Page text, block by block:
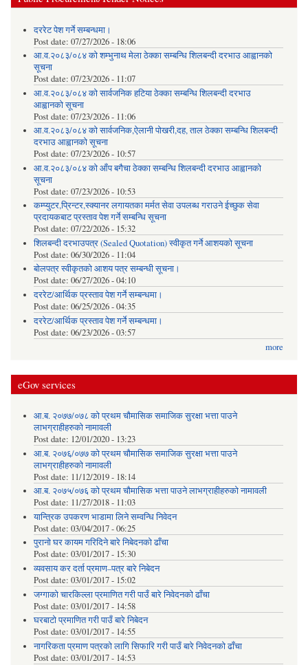
दररेट पेश गर्ने सम्बन्धमा।
Post date: 07/27/2026 - 18:06
आ.व.२०८३/०८४ को शम्भुनाथ मेला ठेक्का सम्बन्धि शिलबन्दी दरभाउ आह्वानको
सूचना
Post date: 07/23/2026 - 11:07
आ.व.२०८३/०८४ को सार्वजनिक हटिया ठेक्का सम्बन्धि शिलबन्दी दरभाउ
आह्वानको सूचना
Post date: 07/23/2026 - 11:06
आ.व.२०८३/०८४ को सार्वजनिक,ऐलानी पोखरी,दह, ताल ठेक्का सम्बन्धि शिलबन्दी
दरभाउ आह्वानको सूचना
Post date: 07/23/2026 - 10:57
आ.व.२०८३/०८४ को आँप बगैचा ठेक्का सम्बन्धि शिलबन्दी दरभाउ आह्वानको
सूचना
Post date: 07/23/2026 - 10:53
कम्प्युटर,प्रिन्टर,स्क्यानर लगायतका मर्मत सेवा उपलब्ध गराउने ईच्छुक सेवा
प्रदायकबाट प्रस्ताव पेश गर्ने सम्बन्धि सूचना
Post date: 07/22/2026 - 15:32
शिलबन्दी दरभाउपत्र (Sealed Quotation) स्वीकृत गर्ने आशयको सूचना
Post date: 06/30/2026 - 11:04
बोलपत्र स्वीकृतको आशय पत्र सम्बन्धी सूचना।
Post date: 06/27/2026 - 04:10
दररेट/आर्थिक प्रस्ताव पेश गर्ने सम्बन्धमा।
Post date: 06/25/2026 - 04:35
दररेट/आर्थिक प्रस्ताव पेश गर्ने सम्बन्धमा।
Post date: 06/23/2026 - 03:57
more
eGov services
आ.ब. २०७७/०७८ को प्रथम चौमासिक समाजिक सुरक्षा भत्ता पाउने
लाभग्राहीहरुको नामावली
Post date: 12/01/2020 - 13:23
आ.ब. २०७६/०७७ को प्रथम चौमासिक समाजिक सुरक्षा भत्ता पाउने
लाभग्राहीहरुको नामावली
Post date: 11/12/2019 - 18:14
आ.ब. २०७५/०७६ को प्रथम चौमासिक भत्ता पाउने लाभग्राहीहरुको नामावली
Post date: 11/27/2018 - 11:03
यान्त्रिक उपकरण भाडामा लिने सम्वन्धि निवेदन
Post date: 03/04/2017 - 06:25
पुरानो घर कायम गरिदिने बारे निबेदनको ढाँचा
Post date: 03/01/2017 - 15:30
व्यवसाय कर दर्ता प्रमाण–पत्र बारे निबेदन
Post date: 03/01/2017 - 15:02
जग्गाको चारकिल्ला प्रमाणित गरी पाउँ बारे निवेदनको ढाँचा
Post date: 03/01/2017 - 14:58
घरबाटो प्रमाणित गरी पाउँ बारे निबेदन
Post date: 03/01/2017 - 14:55
नागरिकता प्रमाण पत्रको लागि सिफारि गरी पाउँ बारे निवेदनको ढाँचा
Post date: 03/01/2017 - 14:53